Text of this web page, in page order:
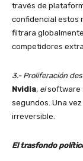
través de
confidencial estos
filtrara
competidores
3.- Proliferación
Nvidia, elsoftware
segundos. Una
irreversible.
El trasfondo